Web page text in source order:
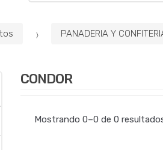
o
PANADERIA Y
CONDOR
Mostrando 0–0 de 0